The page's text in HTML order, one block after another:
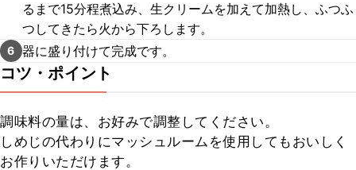
るまで15分程煮込み、生クリームを加えて加熱し、ふつふ
つしてきたら火から下ろします。
6 器に盛り付けて完成です。
コツ・ポイント
調味料の量は、お好みで調整してください。
しめじの代わりにマッシュルームを使用してもおいしく
お作りいただけます。